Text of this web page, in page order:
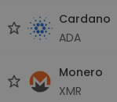
Cardano
ADA
Monero
XMR